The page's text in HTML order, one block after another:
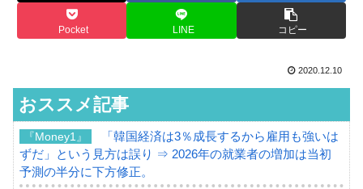
Pocket LINE コピー
2020.12.10
おススメ記事
『Money1』
「韓国経済は3％成長するから雇用も強いは
ずだ」という見方は誤り ⇒ 2026年の就業者の増加は当初
予測の半分に下方修正。